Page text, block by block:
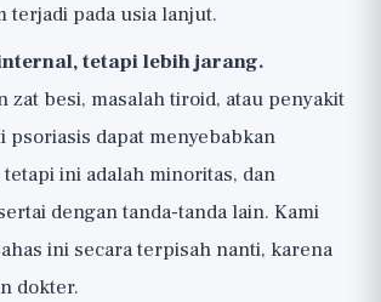
terjadi pada usia lanjut.
tetapi lebih jarang.
zat besi, masalah tiroid, atau penyakit
psoriasis dapat menyebabkan
ini adalah minoritas, dan
dengan tanda-tanda lain. Kami
ini secara terpisah nanti, karena
dokter.